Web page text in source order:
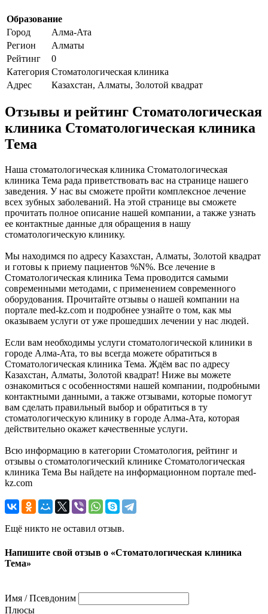
Образование
Город
Алма-Ата
Регион
Алматы
Рейтинг
0
Категория Стоматологическая клиника
Адрес
Казахстан, Алматы, Золотой квадрат
Отзывы и рейтинг Стоматологическая
клиника Стоматологическая клиника
Тема
Наша стоматологическая клиника Стоматологическая
клиника Тема рада приветствовать вас на странице нашего
заведения. У нас вы сможете пройти комплексное лечение
всех зубных заболеваний. На этой странице вы сможете
прочитать полное описание нашей компании, а также узнать
ее контактные данные для обращения в нашу
стоматологическую клинику.
Мы находимся по адресу Казахстан, Алматы, Золотой квадрат
и готовы к приему пациентов %N%. Все лечение в
Стоматологическая клиника Тема проводится самыми
современными методами, с применением современного
оборудования. Прочитайте отзывы о нашей компании на
портале med-kz.com и подробнее узнайте о том, как мы
оказываем услуги от уже прошедших лечении у нас людей.
Если вам необходимы услуги стоматологической клиники в
городе Алма-Ата, то вы всегда можете обратиться в
Стоматологическая клиника Тема. Ждём вас по адресу
Казахстан, Алматы, Золотой квадрат! Ниже вы можете
ознакомиться с особенностями нашей компании, подробными
контактными данными, а также отзывами, которые помогут
вам сделать правильный выбор и обратиться в ту
стоматологическую клинику в городе Алма-Ата, которая
действительно окажет качественные услуги.
Всю информацию в категории Стоматология, рейтинг и
отзывы о стоматологический клинике Стоматологическая
клиника Тема Вы найдете на информационном портале med-
kz.com
Ещё никто не оставил отзыв.
Напишите свой отзыв о «Стоматологическая клиника
Тема»
Имя / Псевдоним
Плюсы